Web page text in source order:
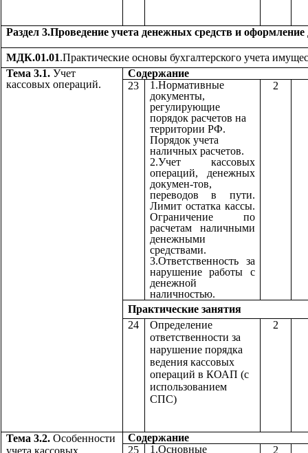
Раздел 3.Проведение учета денежных средств и
МДК.01.01.Практические основы бухгалтерского учета
Тема 3.1. Учет
кассовых операций.
23
1.Нормативные
документы,
регулирующие
порядок расчетов на
территории РФ.
Порядок учета
наличных расчетов.
2.Учет кассовых
операций, денежных
докумен-тов,
переводов в пути.
Лимит остатка кассы.
Ограничение по
расчетам наличными
денежными
средствами.
3.Ответственность за
нарушение работы с
денежной
наличностью.
2
Практические
24
Определение
ответственности за
нарушение порядка
ведения кассовых
операций в КОАП (с
использованием
СПС)
2
Тема 3.2. Особенности
25
1.Основные
2